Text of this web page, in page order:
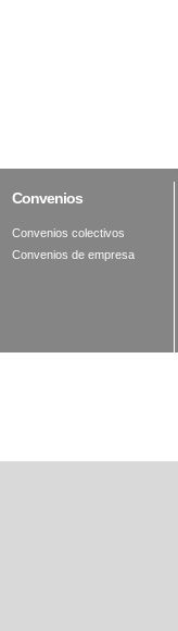
Convenios
Convenios colectivos
Convenios de empresa